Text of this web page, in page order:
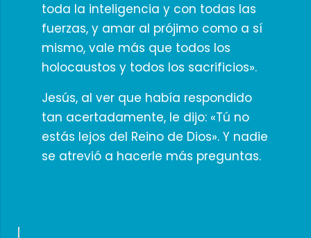
toda la inteligencia y con todas las
fuerzas, y amar al prójimo como a sí
mismo, vale más que todos los
holocaustos y todos los sacrificios».
Jesús, al ver que había respondido
tan acertadamente, le dijo: «Tú no
estás lejos del Reino de Dios». Y nadie
se atrevió a hacerle más preguntas.